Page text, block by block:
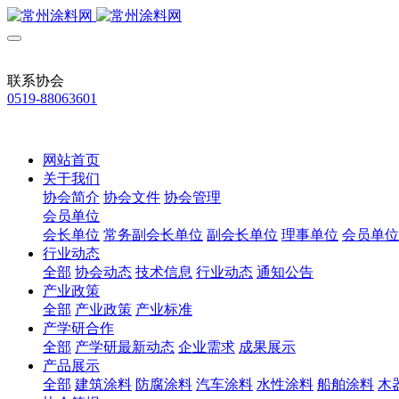
联系协会
0519-88063601
网站首页
关于我们
协会简介 协会文件 协会管理
会员单位
会长单位 常务副会长单位 副会长单位 理事单位 会员单位
行业动态
全部 协会动态 技术信息 行业动态 通知公告
产业政策
全部 产业政策 产业标准
产学研合作
全部 产学研最新动态 企业需求 成果展示
产品展示
全部 建筑涂料 防腐涂料 汽车涂料 水性涂料 船舶涂料 木